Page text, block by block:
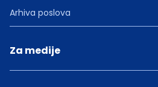
Arhiva poslova
Za medije